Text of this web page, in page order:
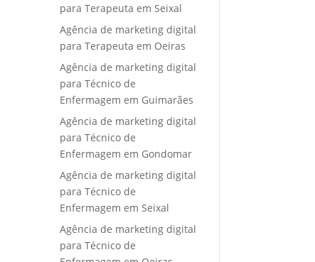
para Terapeuta em Seixal
Agência de marketing digital
para Terapeuta em Oeiras
Agência de marketing digital
para Técnico de
Enfermagem em Guimarães
Agência de marketing digital
para Técnico de
Enfermagem em Gondomar
Agência de marketing digital
para Técnico de
Enfermagem em Seixal
Agência de marketing digital
para Técnico de